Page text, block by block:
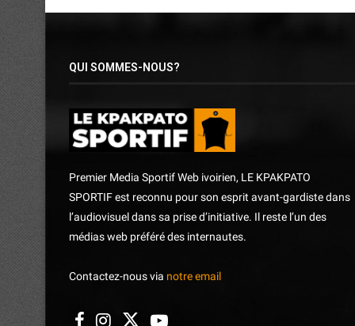
QUI SOMMES-NOUS?
Premier Media Sportif Web ivoirien, LE KPAKPATO
SPORTIF est reconnu pour son esprit avant-gardiste dans
l’audiovisuel dans sa prise d’initiative. Il reste l’un des
médias web préféré des internautes.
Contactez-nous via notre email